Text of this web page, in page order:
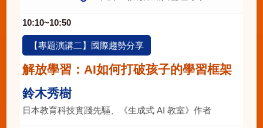
10:10~10:50
【專題演講二】國際趨勢分享
解放學習：AI如何打破孩子的學習框架
日本教育科技實踐先驅、《生成式 AI 教室》作者
鈴木秀樹